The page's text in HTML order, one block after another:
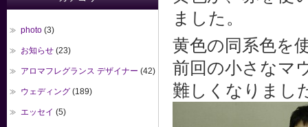
ました。
黄色の同系色を
前回の小さなマ
難しくなりまし
photo (3)
お知らせ (23)
アロマフレグランス デザイナー (42)
ウェディング (189)
エッセイ (5)